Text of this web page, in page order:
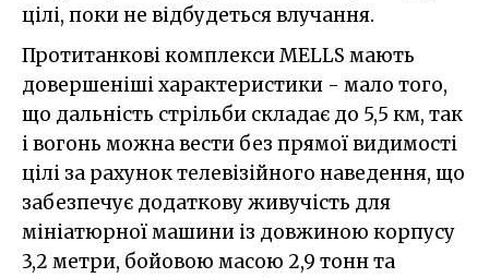
цілі, поки не відбудеться влучання.
Протитанкові комплекси MELLS мають
довершеніші характеристики - мало того,
що дальність стрільби складає до 5,5 км, так
і вогонь можна вести без прямої видимості
цілі за рахунок телевізійного наведення, що
забезпечує додаткову живучість для
мініатюрної машини із довжиною корпусу
3,2 метри, бойовою масою 2,9 тонн та